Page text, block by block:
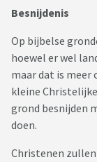
Besnijdenis
Op bijbelse
hoewel er wel
maar dat is meer
kleine
grond besnijden
doen.
Christenen